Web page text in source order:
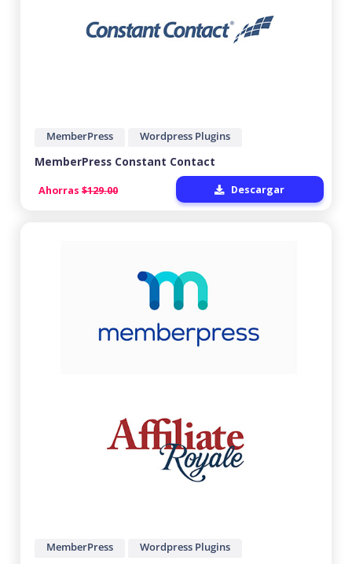
MemberPress Wordpress Plugins
MemberPress Constant Contact
Ahorras$129.00 Descargar
MemberPress Wordpress Plugins